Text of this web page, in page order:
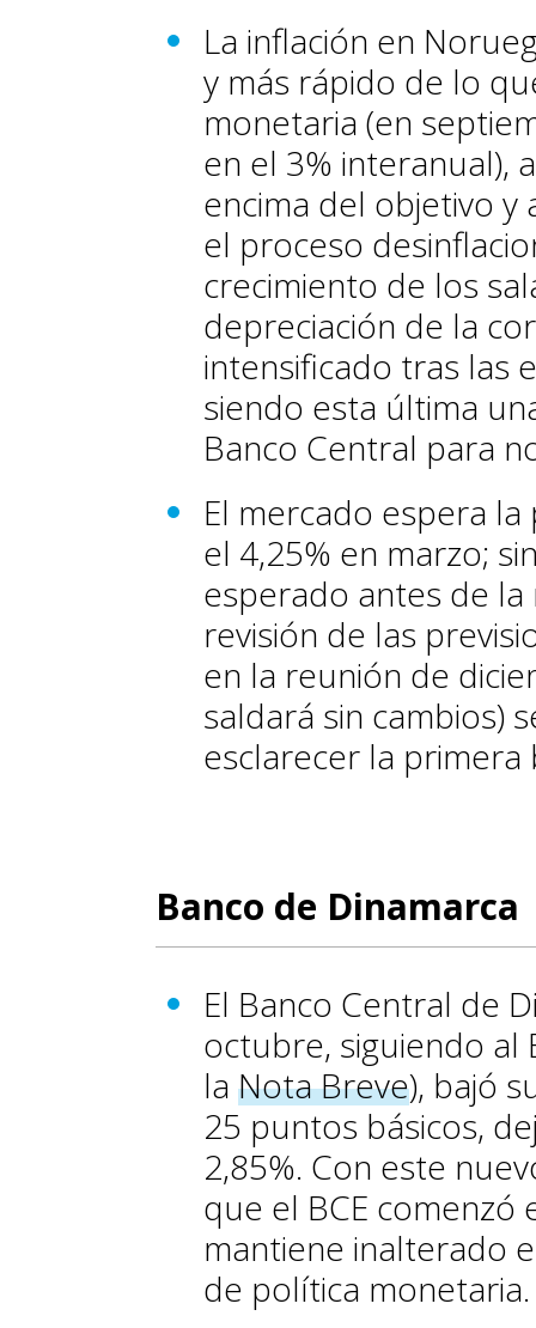
La inflación en
y más rápido de lo
monetaria (en
en el 3% interanual),
encima del objetivo
el proceso
crecimiento de los
depreciación de la
intensificado tras las
siendo esta última
Banco Central para
El mercado espera
el 4,25% en marzo;
esperado antes de la
revisión de las
en la reunión de
saldará sin cambios)
esclarecer la
Banco de Dinamarca
El Banco Central de
octubre, siguiendo al
la Nota Breve), bajó
25 puntos básicos,
2,85%. Con este
que el BCE
mantiene inalterado
de política monetaria.